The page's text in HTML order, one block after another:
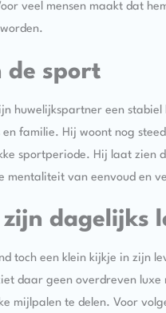
veel mensen maakt dat
de sport
huwelijkspartner een
familie. Hij woont nog
sportperiode. Hij laat zien
mentaliteit van eenvoud en
dagelijks
toch een klein kijkje in zijn
daar geen overdreven
mijlpalen te delen. Voor